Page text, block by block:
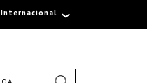
Internacional